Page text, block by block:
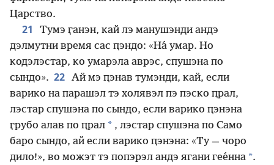
Царство.
21
Тумэ ӷанэн, кай лэ манушэнди андэ
дэлмутни время сас ԥэндо: «На́ умар. Но
кодэлэстар, ко умарэла аврэс, спушэна по
сындо». 22 Ай мэ ԥэнав тумэнди, кай, если
варико на парашэл тэ холявэл пэ пэско ԥрал,
лэстар спушэна по сындо, если варико ԥэнэна
ӷрубо алав по ԥрал * , лэстар спушэна по Само
баро сындо, ай если варико ԥэнэна: «Ту — чоро
дило!», во можэт тэ попэрэл андэ ягани гее́нна *.